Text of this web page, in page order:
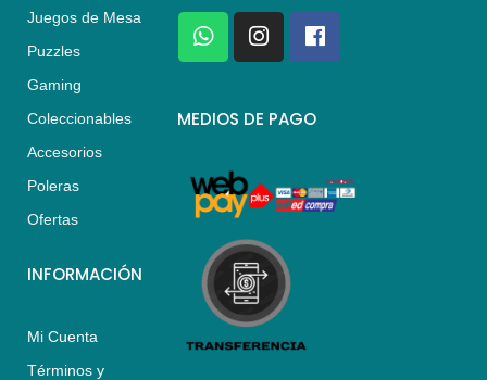
Juegos de Mesa
Puzzles
Gaming
Coleccionables
Accesorios
Poleras
Ofertas
INFORMACIÓN
Mi Cuenta
Términos y
W
h
a
s
p
I
n
s
a
a
m
F
a
c
b
k
MEDIOS DE PAGO